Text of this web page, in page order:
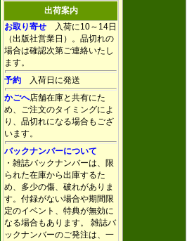
出荷案内
お取り寄せ 入荷に10～14日
（出版社営業日）。品切れの
場合は確認次第ご連絡いたし
ます。
予約 入荷日に発送
かごへ店舗在庫と共有にた
め、ご注文のタイミングによ
り、品切れになる場合もござ
います。
バックナンバーについて
・雑誌バックナンバーは、限
られた在庫から出庫するた
め、多少の傷、破れがありま
す。付録がない場合や期間限
定のイベント、特典が無効に
なる場合もあります。 雑誌バ
ックナンバーのご発注は、一